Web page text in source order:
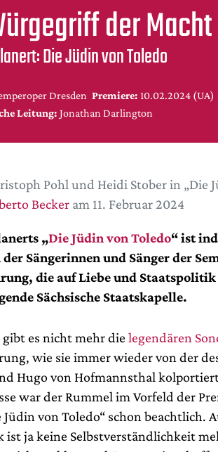
der Macht
Die Jüdin von Toledo
Dresden Premiere: 10.02.2024 (UA)
Leitung: Jonathan Darlington
Pohl und Heidi Stober in „Die
Beckeram 11. Februar 2024
„Die Jüdin von Toledo“ ist
Sängerinnen und Sänger der
die auf Liebe und
Sächsische Staatskapelle.
es nicht mehr die legendären
wie sie immer wieder von der
Hugo von Hofmannsthal
war der Rummel im Vorfeld der
Jüdin von Toledo“ schon beachtlich.
ist ja keine Selbstverständlichkeit